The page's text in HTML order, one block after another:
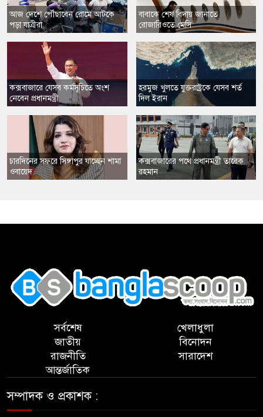
আজ দেশে পৌঁছাবেন রোমে আটকে
পড়া যাত্রীরা
কক্সবাজারে যেসব কর্মসূচিতে অংশ
নেবেন প্রধানমন্ত্রী
চারদিনের সফরে সিঙ্গাপুর যাচ্ছেন শামা
ওবায়েদ
বাবাকে শেষ বিদায় জানাতে
রোজারিওতে মেসি
হরমুজ খুলতে যুক্তরাষ্ট্রকে যেসব শর্ত
দিল ইরান
কক্সবাজারের পথে প্রধানমন্ত্রী তারেক
রহমান
সর্বশেষ
জাতীয়
রাজনীতি
আন্তর্জাতিক
খেলাধুলা
বিনোদন
সারাদেশ
সম্পাদক ও প্রকাশক :